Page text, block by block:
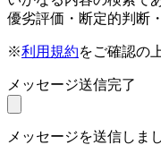
優劣評価・断定的判断
※利用規約をご確認の
メッセージ送信完了
メッセージを送信しま